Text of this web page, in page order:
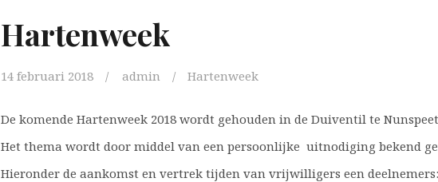
Hartenweek
14 februari 2018 admin Hartenweek
De komende Hartenweek 2018 wordt gehouden in de Duiventil te
Het thema wordt door middel van een persoonlijke uitnodiging bekend
Hieronder de aankomst en vertrek tijden van vrijwilligers een deelnemers: